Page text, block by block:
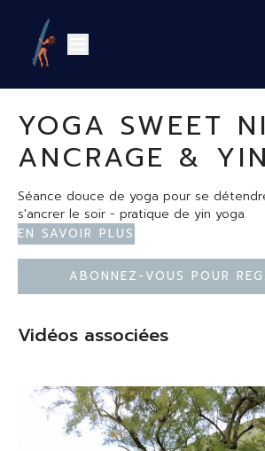
YOGA SWEET
ANCRAGE & YIN
Séance douce de yoga pour se
s'ancrer le soir - pratique de yin yoga
En savoir plus
Abonnez-vous pour
Vidéos associées